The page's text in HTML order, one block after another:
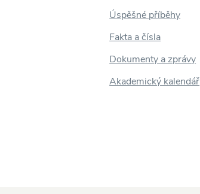
Úspěšné příběhy
Fakta a čísla
Dokumenty a zprávy
Akademický kalendář